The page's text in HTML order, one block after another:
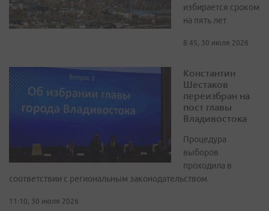
избирается сроком
на пять лет
8:45, 30 июля 2026
Константин
Шестаков
переизбран на
пост главы
Владивостока
Процедура
выборов
проходила в
соответствии с региональным законодательством
11:10, 30 июля 2026